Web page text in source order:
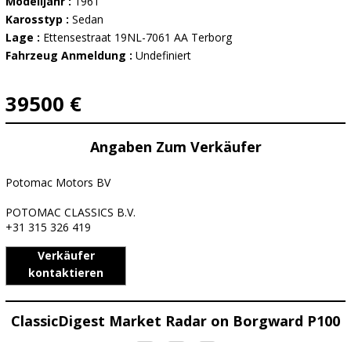
Karosstyp : Sedan
Lage : Ettensestraat 19NL-7061 AA Terborg
Fahrzeug Anmeldung : Undefiniert
39500 €
Angaben Zum Verkäufer
Potomac Motors BV
POTOMAC CLASSICS B.V.
+31 315 326 419
Verkäufer
kontaktieren
ClassicDigest Market Radar on Borgward P100